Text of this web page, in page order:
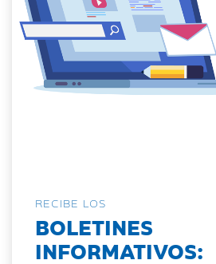
RECIBE LOS
BOLETINES
INFORMATIVOS: